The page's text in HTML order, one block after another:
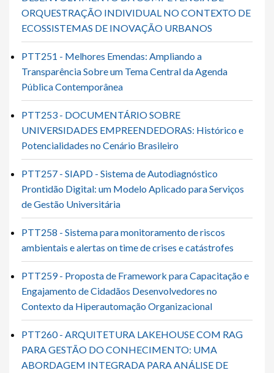
ORQUESTRAÇÃO INDIVIDUAL NO CONTEXTO DE
ECOSSISTEMAS DE INOVAÇÃO URBANOS
PTT251 - Melhores Emendas: Ampliando a
Transparência Sobre um Tema Central da Agenda
Pública Contemporânea
PTT253 - DOCUMENTÁRIO SOBRE
UNIVERSIDADES EMPREENDEDORAS: Histórico e
Potencialidades no Cenário Brasileiro
PTT257 - SIAPD - Sistema de Autodiagnóstico
Prontidão Digital: um Modelo Aplicado para Serviços
de Gestão Universitária
PTT258 - Sistema para monitoramento de riscos
ambientais e alertas on time de crises e catástrofes
PTT259 - Proposta de Framework para Capacitação e
Engajamento de Cidadãos Desenvolvedores no
Contexto da Hiperautomação Organizacional
PTT260 - ARQUITETURA LAKEHOUSE COM RAG
PARA GESTÃO DO CONHECIMENTO: UMA
ABORDAGEM INTEGRADA PARA ANÁLISE DE